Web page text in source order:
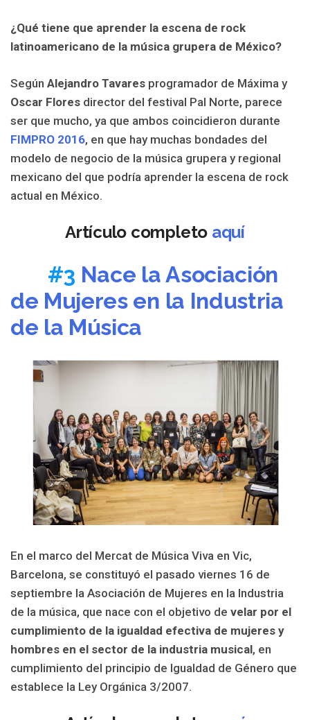
¿Qué tiene que aprender la escena de rock
latinoamericano de la música grupera de México?
Según Alejandro Tavares programador de Máxima y
Oscar Flores director del festival Pal Norte, parece
ser que mucho, ya que ambos coincidieron durante
FIMPRO 2016, en que hay muchas bondades del
modelo de negocio de la música grupera y regional
mexicano del que podría aprender la escena de rock
actual en México.
Artículo completo aquí
#3 Nace la Asociación
de Mujeres en la Industria
de la Música
En el marco del Mercat de Música Viva en Vic,
Barcelona, se constituyó el pasado viernes 16 de
septiembre la Asociación de Mujeres en la Industria
de la música, que nace con el objetivo de velar por el
cumplimiento de la igualdad efectiva de mujeres y
hombres en el sector de la industria musical, en
cumplimiento del principio de Igualdad de Género que
establece la Ley Orgánica 3/2007.